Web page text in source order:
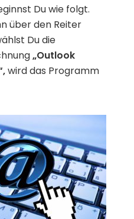
Du wie folgt.
über den Reiter
Du die
„Outlook
wird das Programm